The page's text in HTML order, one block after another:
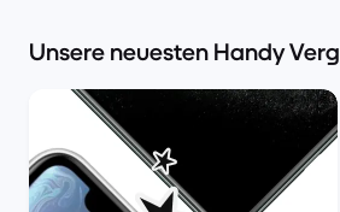
Unsere neuesten Handy